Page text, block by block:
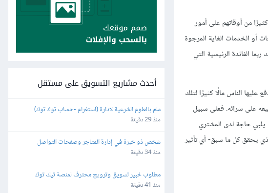
من أوقاتهم على أمور
أو الخدمات الغاية المرجوة
الفائدة الرئيسية التي
الناس مالًا كثيرًا لتلك
على شرائه. فعلى سبيل
يلبي حاجة لدى المشتري
يحقق كل ما سبق- أي تأثير
أحدث مشاريع التسويق على مستقل
ملم بالعلوم الشرعية لادارة (استغرام -حساب توك توك)
منذ 29 دقيقة
الإجتماعي
منذ 34 دقيقة
(TikTok ads)منذ 41 دقيقة